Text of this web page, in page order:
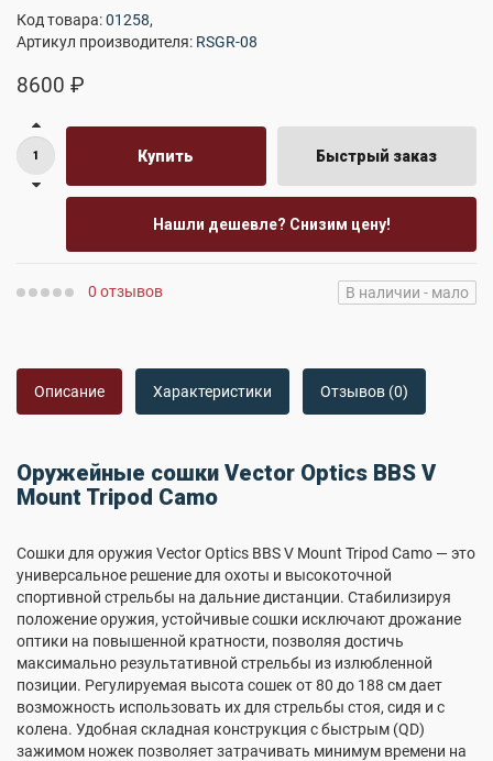
Код товара:01258,
Артикул производителя: RSGR-08
8600 ₽
Купить Быстрый заказ
Нашли дешевле? Снизим цену!
0 отзывов В наличии - мало
Описание Характеристики Отзывов (0)
Оружейные сошки Vector Optics BBS V
Mount Tripod Camo
Сошки для оружия Vector Optics BBS V Mount Tripod Camo — это
универсальное решение для охоты и высокоточной
спортивной стрельбы на дальние дистанции. Стабилизируя
положение оружия, устойчивые сошки исключают дрожание
оптики на повышенной кратности, позволяя достичь
максимально результативной стрельбы из излюбленной
позиции. Регулируемая высота сошек от 80 до 188 см дает
возможность использовать их для стрельбы стоя, сидя и с
колена. Удобная складная конструкция с быстрым (QD)
зажимом ножек позволяет затрачивать минимум времени на